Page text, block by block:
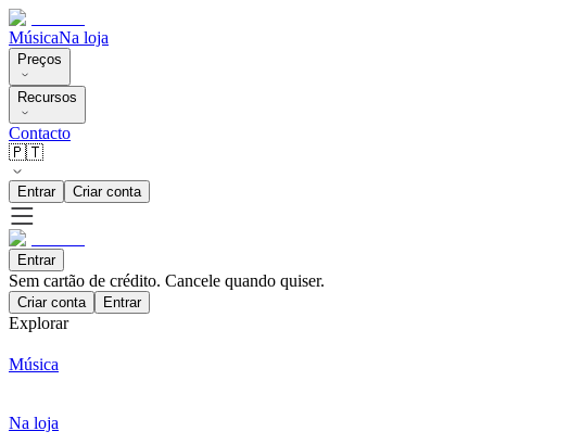
MúsicaNa loja
Preços
Recursos
Contacto
🇵🇹
Entrar Criar conta
Entrar
Sem cartão de crédito. Cancele quando quiser.
Criar conta Entrar
Explorar
Música
Na loja